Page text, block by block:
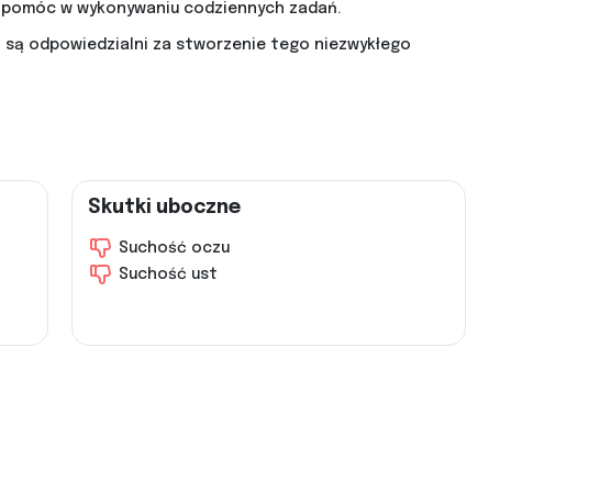
w wykonywaniu codziennych zadań.
odpowiedzialni za stworzenie tego niezwykłego
Skutki uboczne
Suchość oczu
Suchość ust